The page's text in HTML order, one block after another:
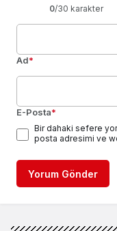
0/30 karakter
Ad*
E-Posta*
Bir dahaki sefere
posta adresimi ve
Yorum Gönder